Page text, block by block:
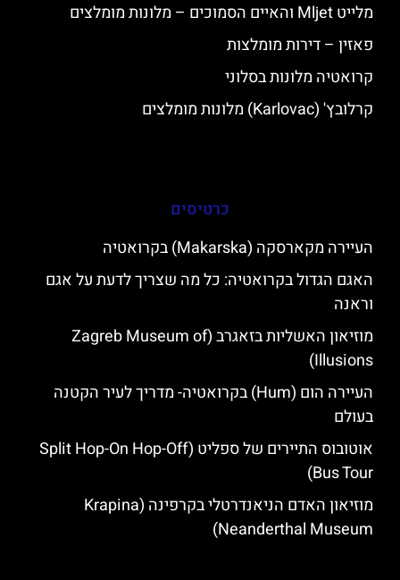
מלייט Mljet והאיים הסמוכים – מלונות מומלצים
פאזין – דירות מומלצות
קרואטיה מלונות בסלוני
קרלובץ' (Karlovac) מלונות מומלצים
כרטיסים
העיירה מקארסקה (Makarska) בקרואטיה
האגם הגדול בקרואטיה: כל מה שצריך לדעת על אגם
וראנה
מוזיאון האשליות בזאגרב (Zagreb Museum of
Illusions)
העיירה הום (Hum) בקרואטיה- מדריך לעיר הקטנה
בעולם
אוטובוס התיירים של ספליט (Split Hop-On Hop-Off
Bus Tour)
מוזיאון האדם הניאנדרטלי בקרפינה (Krapina
Neanderthal Museum)